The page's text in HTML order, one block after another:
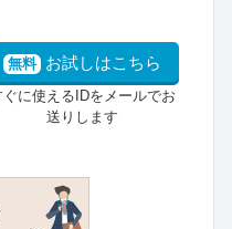
無料 お試しはこちら
ぐに使えるIDをメールでお
送りします